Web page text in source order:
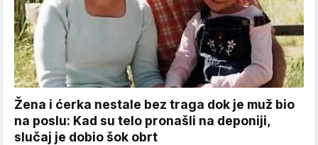
Žena i ćerka nestale bez traga dok je muž bio
na poslu: Kad su telo pronašli na deponiji,
slučaj je dobio šok obrt